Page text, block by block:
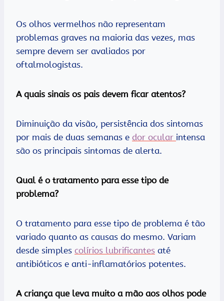
Os olhos vermelhos não representam
problemas graves na maioria das vezes, mas
sempre devem ser avaliados por
oftalmologistas.
A quais sinais os pais devem ficar atentos?
Diminuição da visão, persistência dos sintomas
por mais de duas semanas e dor ocular intensa
são os principais sintomas de alerta.
Qual é o tratamento para esse tipo de
problema?
O tratamento para esse tipo de problema é tão
variado quanto as causas do mesmo. Variam
desde simples colírios lubrificantes até
antibióticos e anti-inflamatórios potentes.
A criança que leva muito a mão aos olhos pode